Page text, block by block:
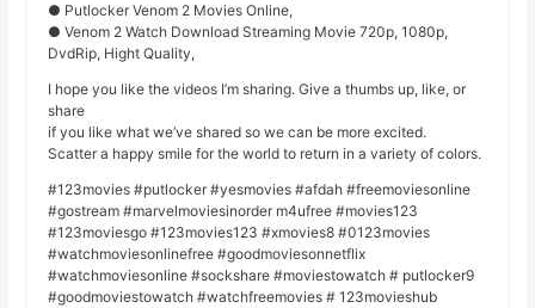
● Putlocker Venom 2 Movies Online,
● Venom 2 Watch Download Streaming Movie 720p, 1080p,
DvdRip, Hight Quality,
I hope you like the videos I’m sharing. Give a thumbs up, like, or
share
if you like what we’ve shared so we can be more excited.
Scatter a happy smile for the world to return in a variety of colors.
#123movies #putlocker #yesmovies #afdah #freemoviesonline
#gostream #marvelmoviesinorder m4ufree #movies123
#123moviesgo #123movies123 #xmovies8 #0123movies
#watchmoviesonlinefree #goodmoviesonnetflix
#watchmoviesonline #sockshare #moviestowatch # putlocker9
#goodmoviestowatch #watchfreemovies # 123movieshub